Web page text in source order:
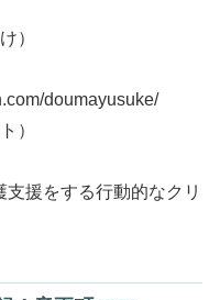
）
doumayusuke/
）
援をする行動的なクリ